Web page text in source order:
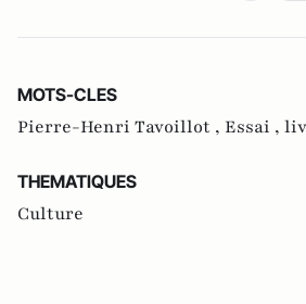
MOTS-CLES
Pierre-Henri Tavoillot , Essai ,
THEMATIQUES
Culture